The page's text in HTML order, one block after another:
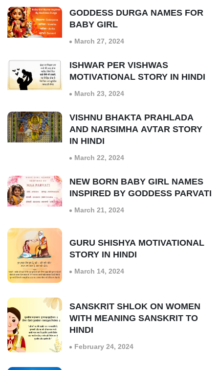
GODDESS DURGA NAMES FOR
BABY GIRL
March 27, 2024
ISHWAR PER VISHWAS
MOTIVATIONAL STORY IN HINDI
March 23, 2024
VISHNU BHAKTA PRAHLADA
AND NARSIMHA AVTAR STORY
IN HINDI
March 22, 2024
NEW BORN BABY GIRL NAMES
INSPIRED BY GODDESS PARVATI
March 21, 2024
GURU SHISHYA MOTIVATIONAL
STORY IN HINDI
March 14, 2024
SANSKRIT SHLOK ON WOMEN
WITH MEANING SANSKRIT TO
HINDI
February 24, 2024